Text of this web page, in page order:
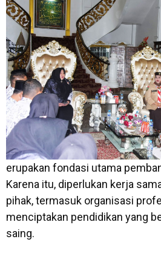
erupakan fondasi utama
Karena itu, diperlukan kerja
pihak, termasuk organisasi
menciptakan pendidikan yang
saing.